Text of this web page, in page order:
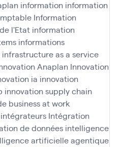
information information
Information
l'Etat information
informations
infrastructure as a service
Anaplan Innovation
ia innovation
innovation supply chain
business at work
intégrateurs Intégration
de données intelligence
artificielle agentique